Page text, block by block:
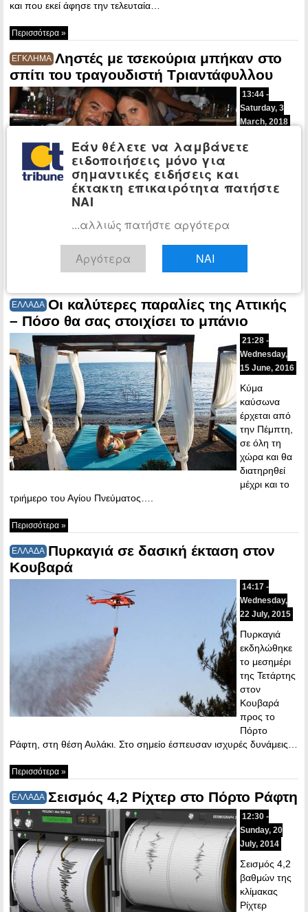
και που εκεί άφησε την τελευταία…
Περισσότερα »
ΕΓΚΛΗΜΑ Ληστές με τσεκούρια μπήκαν στο
σπίτι του τραγουδιστή Τριαντάφυλλου
13:44 -
Saturday, 3
March, 2018
Μια εφιαλτική
μέρα έζησε
της
Παρασκευής
ΕΛΛΑΔΑ Οι καλύτερες παραλίες της Αττικής
– Πόσο θα σας στοιχίσει το μπάνιο
21:28 -
Wednesday,
15 June, 2016
Κύμα
καύσωνα
έρχεται από
την Πέμπτη,
σε όλη τη
χώρα και θα
διατηρηθεί
μέχρι και το
τριήμερο του Αγίου Πνεύματος….
Περισσότερα »
ΕΛΛΑΔΑ Πυρκαγιά σε δασική έκταση στον
Κουβαρά
14:17 -
Wednesday,
22 July, 2015
Πυρκαγιά
εκδηλώθηκε
το μεσημέρι
της Τετάρτης
στον
Κουβαρά
προς το
Πόρτο
Ράφτη, στη θέση Αυλάκι. Στο σημείο έσπευσαν ισχυρές δυνάμεις…
Περισσότερα »
ΕΛΛΑΔΑ Σεισμός 4,2 Ρίχτερ στο Πόρτο Ράφτη
12:30 -
Sunday, 20
July, 2014
Σεισμός 4,2
βαθμών της
κλίμακας
Ρίχτερ
Εάν θέλετε να λαμβάνετε
ειδοποιήσεις μόνο για
σημαντικές ειδήσεις και
έκτακτη επικαιρότητα πατήστε
ΝΑΙ
...αλλιώς πατήστε αργότερα
Αργότερα ΝΑΙ